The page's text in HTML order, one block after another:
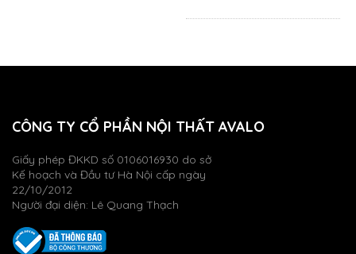
CÔNG TY CỔ PHẦN NỘI THẤT AVALO
Giấy phép ĐKKD số 0106016930 do sở
Kế hoạch và Đầu tư Hà Nội cấp ngày
22/10/2012
Người đại diện: Lê Quang Thạch